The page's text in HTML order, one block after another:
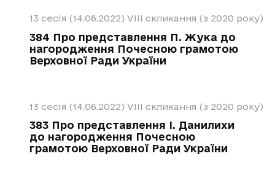
13 сесія (14.06.2022) VIII скликання (з 2020 року)
384 Про представлення П. Жука до
нагородження Почесною грамотою
Верховної Ради України
13 сесія (14.06.2022) VIII скликання (з 2020 року)
383 Про представлення І. Данилихи
до нагородження Почесною
грамотою Верховної Ради України